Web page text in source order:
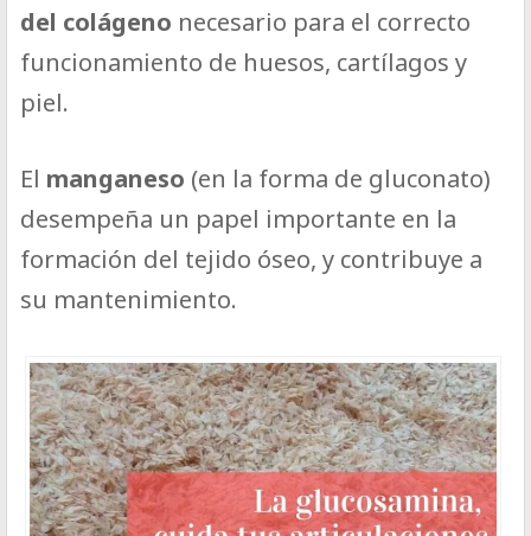
del colágeno necesario para el correcto
funcionamiento de huesos, cartílagos y
piel.
El manganeso (en la forma de gluconato)
desempeña un papel importante en la
formación del tejido óseo, y contribuye a
su mantenimiento.